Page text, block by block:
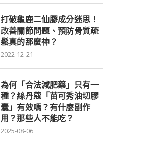
打破龜鹿二仙膠成分迷思！
改善關節問題、預防骨質疏
鬆真的那麼神？
2022-12-21
為何「合法減肥藥」只有一
種？絲丹蔻「苗可秀油切膠
囊」有效嗎？有什麼副作
用？那些人不能吃？
2025-08-06